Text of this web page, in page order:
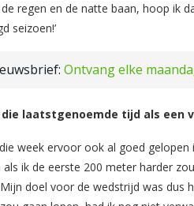
de regen en de natte baan, hoop ik
seizoen!’
Ontvang elke
die laatstgenoemde tijd als een
die week ervoor ook al goed
als ik de eerste 200 meter harder
doel voor de wedstrijd was dus